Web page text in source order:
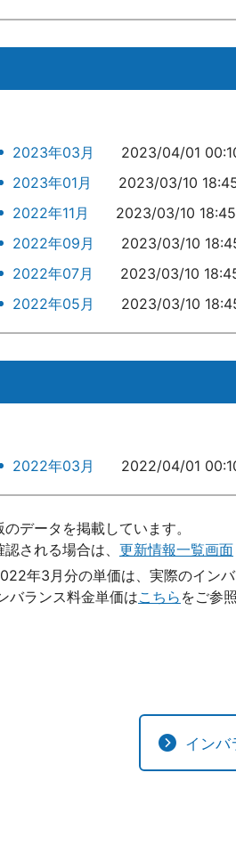
2023年03月 2023/04/01
2023年01月
2023/03/10
2022年11月
2023/03/10 18:45
2022年09月
2023/03/10
2022年07月
2023/03/10
2022年05月
2023/03/10
2022年03月 2022/04/01
データを掲載しています。
される場合は、 更新情報一覧画面
年3月分の単価は、実際のイン
バランス料金単価はこちら をご参
インバ